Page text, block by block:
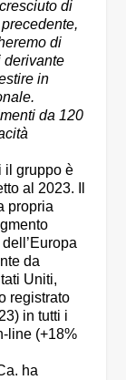
di
di
derivante
in
da 120
il gruppo è
al 2023. Il
propria
da
Uniti,
registrato
in tutti i
line (+18%
ha